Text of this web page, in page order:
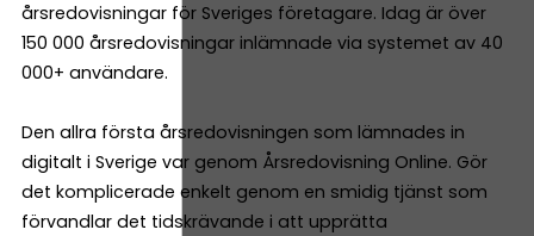
årsredovisningar för Sveriges företagare. Idag är över
150 000 årsredovisningar inlämnade via systemet av 40
000+ användare.
Den allra första årsredovisningen som lämnades in
digitalt i Sverige var genom Årsredovisning Online. Gör
det komplicerade enkelt genom en smidig tjänst som
förvandlar det tidskrävande i att upprätta